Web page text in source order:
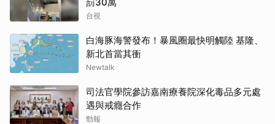
台視
白海豚海警發布！暴風圈最快明觸陸 基隆、
新北首當其衝
Newtalk
司法官學院參訪嘉南療養院深化毒品多元處
遇與戒癮合作
勁報